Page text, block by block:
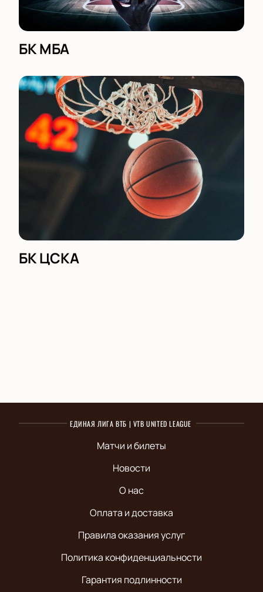
БК МБА
БК ЦСКА
ЕДИНАЯ ЛИГА ВТБ | VTB UNITED LEAGUE
Матчи и билеты
Новости
О нас
Оплата и доставка
Правила оказания услуг
Политика конфиденциальности
Гарантия подлинности